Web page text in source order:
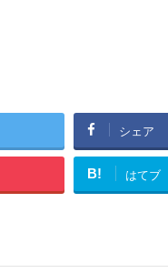
シェア
B! はてブ